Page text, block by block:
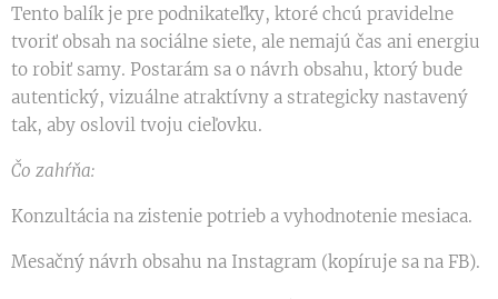
Tento balík je pre podnikateľky, ktoré chcú pravidelne
tvoriť obsah na sociálne siete, ale nemajú čas ani energiu
to robiť samy. Postarám sa o návrh obsahu, ktorý bude
autentický, vizuálne atraktívny a strategicky nastavený
tak, aby oslovil tvoju cieľovku.
Čo zahŕňa:
Konzultácia na zistenie potrieb a vyhodnotenie mesiaca.
Mesačný návrh obsahu na Instagram (kopíruje sa na FB).